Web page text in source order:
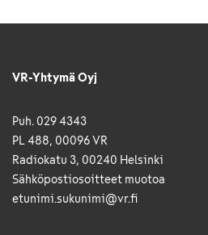
VR-Yhtymä Oyj
Puh. 029 4343
PL 488, 00096 VR
Radiokatu 3, 00240 Helsinki
Sähkö­posti­osoitteet muotoa
etunimi.sukunimi@vr.fi